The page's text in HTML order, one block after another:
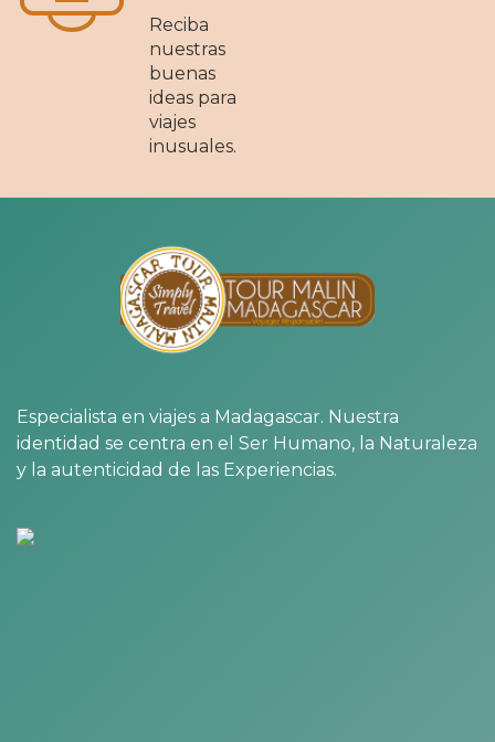
Reciba
nuestras
buenas
ideas para
viajes
inusuales.
Especialista en viajes a Madagascar. Nuestra
identidad se centra en el Ser Humano, la Naturaleza
y la autenticidad de las Experiencias.